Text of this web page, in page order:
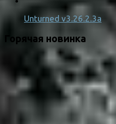
Unturned v3.26.2.3a
Горячая новинка